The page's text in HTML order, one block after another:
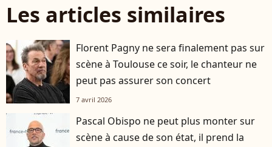
Les articles similaires
Florent Pagny ne sera finalement pas sur
scène à Toulouse ce soir, le chanteur ne
peut pas assurer son concert
7 avril 2026
Pascal Obispo ne peut plus monter sur
scène à cause de son état, il prend la